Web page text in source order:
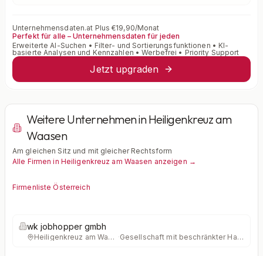
Unternehmensdaten.at Plus €19,90/Monat
Perfekt für alle – Unternehmensdaten für jeden
Erweiterte AI-Suchen • Filter- und Sortierungsfunktionen • KI-
basierte Analysen und Kennzahlen • Werbefrei • Priority Support
Jetzt upgraden
Weitere Unternehmen in Heiligenkreuz am
Waasen
Am gleichen Sitz und mit gleicher Rechtsform
Alle Firmen in Heiligenkreuz am Waasen anzeigen →
Firmenliste Österreich
wk jobhopper gmbh
Heiligenkreuz am Waasen · Gesellschaft mit beschränkter Haftung